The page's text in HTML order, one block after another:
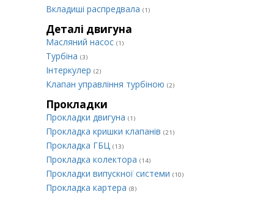
Вкладиші распредвала (1)
Деталі двигуна
Масляний насос (1)
Турбіна (3)
Інтеркулер (2)
Клапан управління турбіною (2)
Прокладки
Прокладки двигуна (1)
Прокладка кришки клапанів (21)
Прокладка ГБЦ (13)
Прокладка колектора (14)
Прокладки випускної системи (10)
Прокладка картера (8)